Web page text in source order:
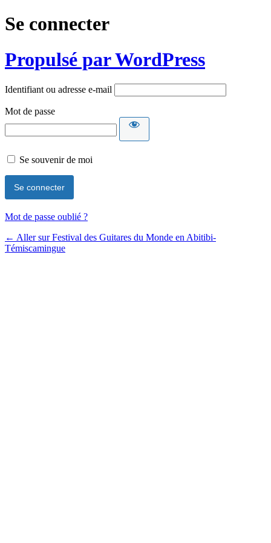
Se connecter
Propulsé par WordPress
Identifiant ou adresse e-mail
Mot de passe
Se souvenir de moi
Mot de passe oublié ?
← Aller sur Festival des Guitares du Monde en Abitibi-
Témiscamingue